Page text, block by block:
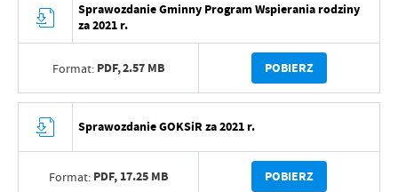
Sprawozdanie Gminny Program Wspierania rodziny
za 2021 r.
Format: PDF,2.57 MB POBIERZ
Sprawozdanie GOKSiR za 2021 r.
Format: PDF, 17.25 MB POBIERZ